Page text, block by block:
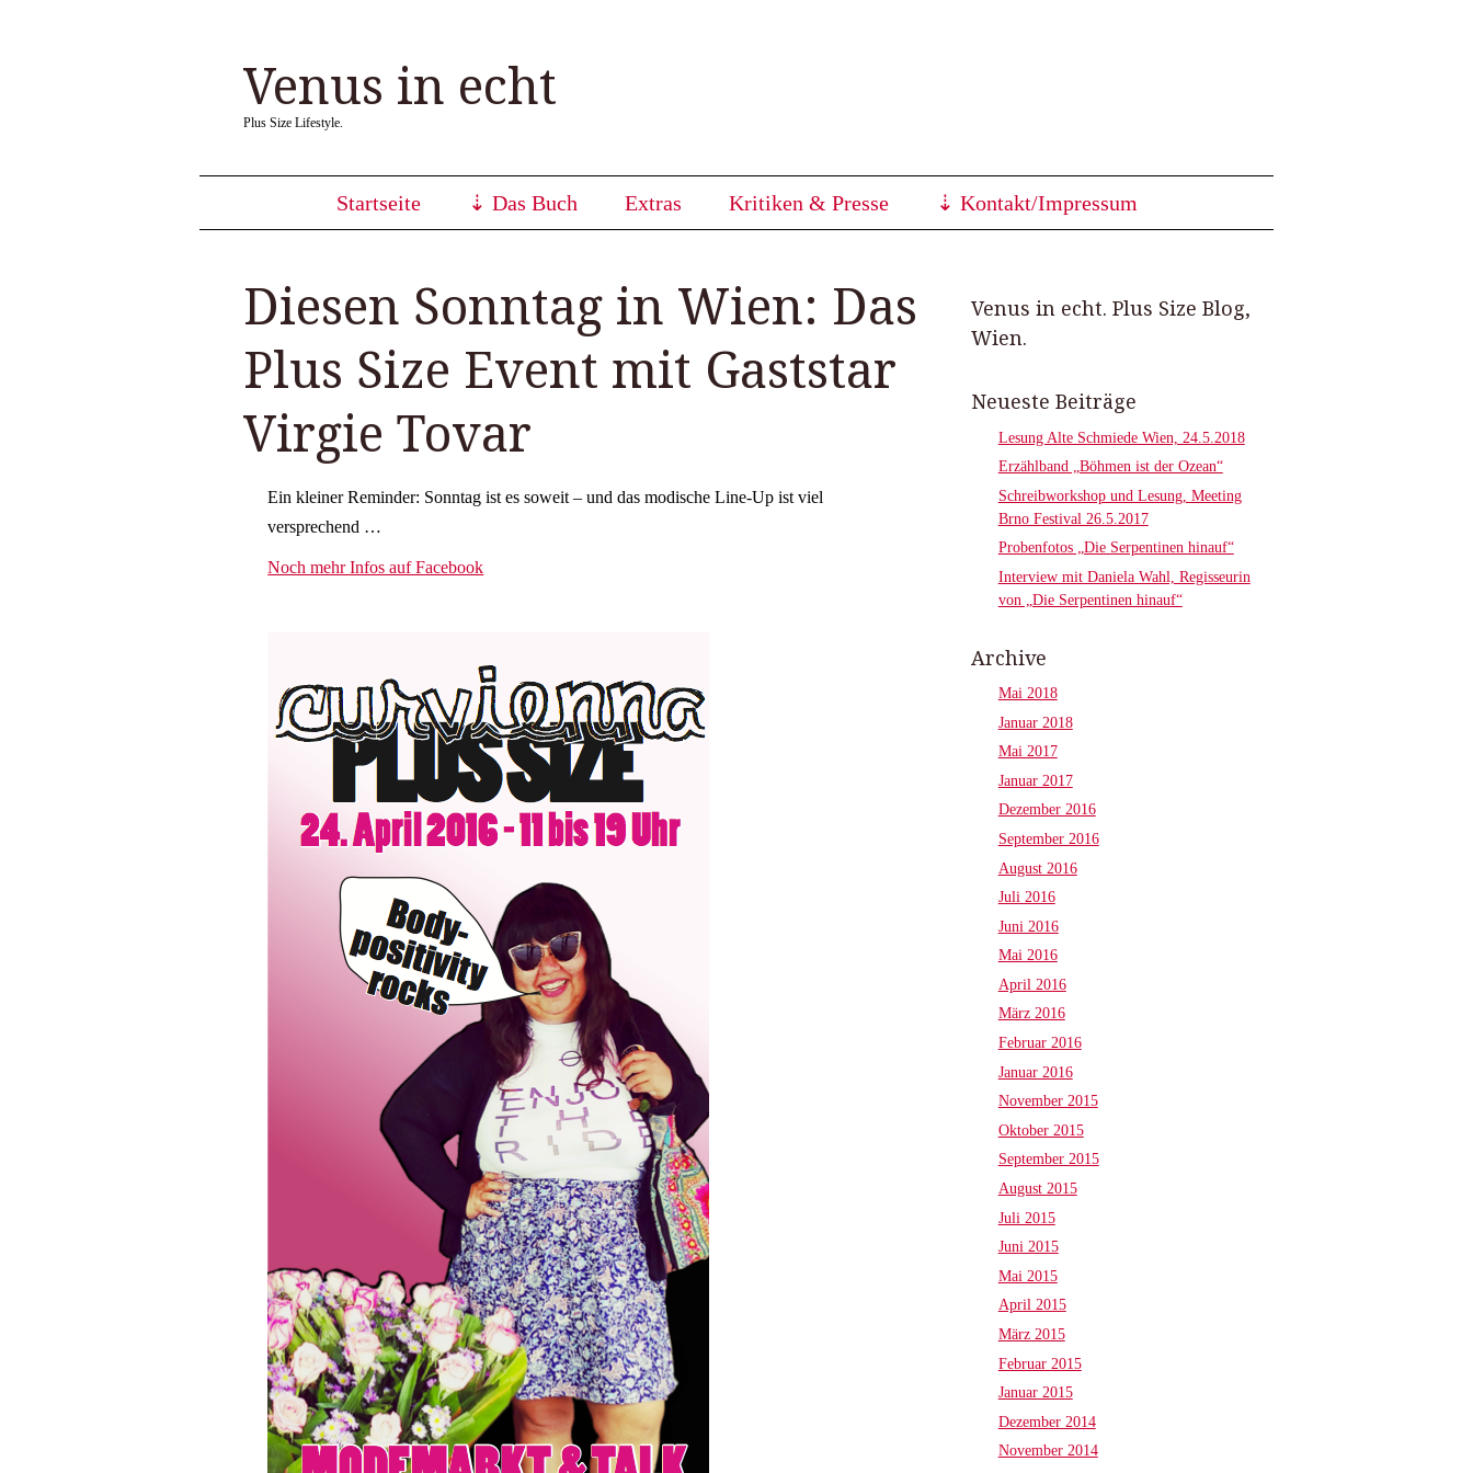
Venus in echt
Plus Size Lifestyle.
Startseite ⇣ Das Buch Extras Kritiken & Presse ⇣ Kontakt/Impressum
Diesen Sonntag in Wien: Das
Plus Size Event mit Gaststar
Virgie Tovar
Ein kleiner Reminder: Sonntag ist es soweit – und das modische Line-Up ist viel
versprechend …
Noch mehr Infos auf Facebook
Venus in echt. Plus Size Blog,
Wien.
Neueste Beiträge
Lesung Alte Schmiede Wien, 24.5.2018
Erzählband „Böhmen ist der Ozean“
Schreibworkshop und Lesung, Meeting
Brno Festival 26.5.2017
Probenfotos „Die Serpentinen hinauf“
Interview mit Daniela Wahl, Regisseurin
von „Die Serpentinen hinauf“
Archive
Mai 2018
Januar 2018
Mai 2017
Januar 2017
Dezember 2016
September 2016
August 2016
Juli 2016
Juni 2016
Mai 2016
April 2016
März 2016
Februar 2016
Januar 2016
November 2015
Oktober 2015
September 2015
August 2015
Juli 2015
Juni 2015
Mai 2015
April 2015
März 2015
Februar 2015
Januar 2015
Dezember 2014
November 2014